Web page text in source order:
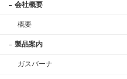
会社概要
概要
製品案内
ガスバーナ